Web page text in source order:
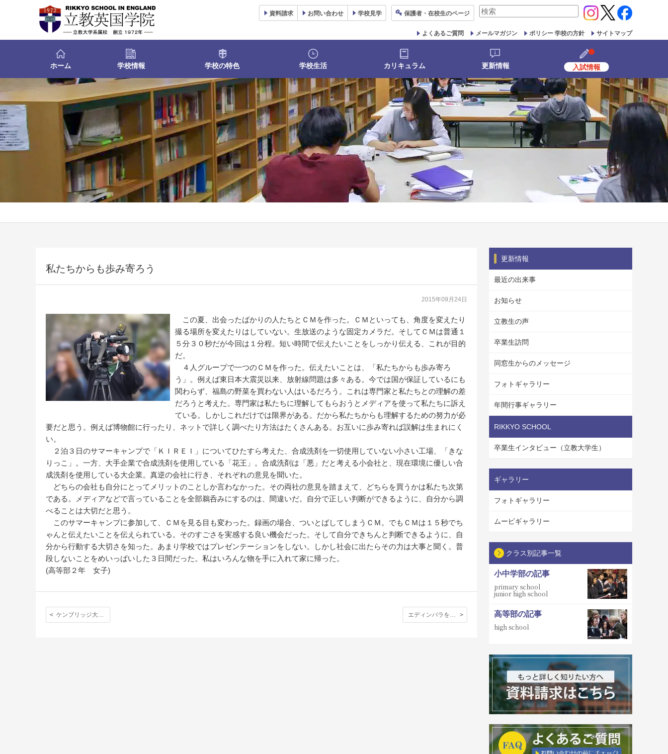
資料請求 お問い合わせ 学校見学 保護者 ・在校生のページ
検
対
象:
よくあるご質問 メールマガジン ポリシー 学校の方針 サイトマップ
ホーム 学校情報 学校の特色 学校生活 カリキュラム 更新情報 入試情報
私たちからも歩み寄ろう
2015年09月24日
この夏、出会ったばかりの人たちとＣＭを作った。ＣＭといっても、角度を変えたり
撮る場所を変えたりはしていない。生放送のような固定カメラだ。そしてＣＭは普通１
５分３０秒だが今回は１分程。短い時間で伝えたいことをしっかり伝える、これが目的
だ。
４人グループで一つのＣＭを作った。伝えたいことは、「私たちからも歩み寄ろ
う」。例えば東日本大震災以来、放射線問題は多々ある。今では国が保証しているにも
関わらず、福島の野菜を買わない人はいるだろう。これは専門家と私たちとの理解の差
だろうと考えた。専門家は私たちに理解してもらおうとメディアを使って私たちに訴え
ている。しかしこれだけでは限界がある。だから私たちからも理解するための努力が必
要だと思う。例えば博物館に行ったり、ネットで詳しく調べたり方法はたくさんある。お互いに歩み寄れば誤解は生まれにく
い。
２泊３日のサマーキャンプで「ＫＩＲＥＩ」についてひたすら考えた、合成洗剤を一切使用していない小さい工場、「きな
りっこ」。一方、大手企業で合成洗剤を使用している「花王」。合成洗剤は「悪」だと考える小会社と、現在環境に優しい合
成洗剤を使用している大企業。真逆の会社に行き、それぞれの意見を聞いた。
どちらの会社も自分にとってメリットのことしか言わなかった。その両社の意見を踏まえて、どちらを買うかは私たち次第
である。メディアなどで言っていることを全部鵜呑みにするのは、間違いだ。自分で正しい判断ができるように、自分から調
べることは大切だと思う。
このサマーキャンプに参加して、ＣＭを見る目も変わった。録画の場合、ついとばしてしまうＣＭ。でもＣＭは１５秒でち
ゃんと伝えたいことを伝えられている。そのすごさを実感する良い機会だった。そして自分できちんと判断できるように、自
分から行動する大切さを知った。あまり学校ではプレゼンテーションをしない。しかし社会に出たらその力は大事と聞く。普
段しないことをめいっぱいした３日間だった。私はいろんな物を手に入れて家に帰った。
(高等部２年 女子)
ケンブリッジ大学サイエンスワークショップ「ケンブリッジ大学での研修レポート」 エディンバラを訪ねて
更新情報
最近の出来事
お知らせ
立教生の声
卒業生訪問
同窓生からのメッセージ
フォトギャラリー
年間行事ギャラリー
RIKKYO SCHOOL
卒業生インタビュー（立教大学生）
ギャラリー
フォトギャラリー
ムービギャラリー
クラス別記事一覧
小中学部の記事
primary school
junior high school
高等部の記事
high school